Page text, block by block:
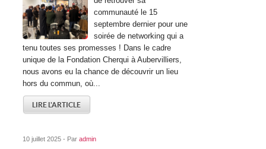
communauté le 15
septembre dernier pour une
soirée de networking qui a
tenu toutes ses promesses ! Dans le cadre
unique de la Fondation Cherqui à Aubervilliers,
nous avons eu la chance de découvrir un lieu
hors du commun, où...
LIRE L'ARTICLE
10 juillet 2025 - Paradmin